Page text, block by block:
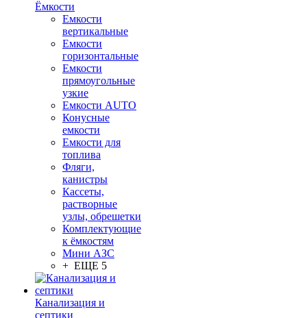
Ёмкости
Емкости
вертикальные
Емкости
горизонтальные
Емкости
прямоугольные
узкие
Емкости АUТО
Конусные
емкости
Емкости для
топлива
Фляги,
канистры
Кассеты,
растворные
узлы, обрешетки
Комплектующие
к ёмкостям
Мини АЗС
+ ЕЩЕ 5
Канализация и
септики